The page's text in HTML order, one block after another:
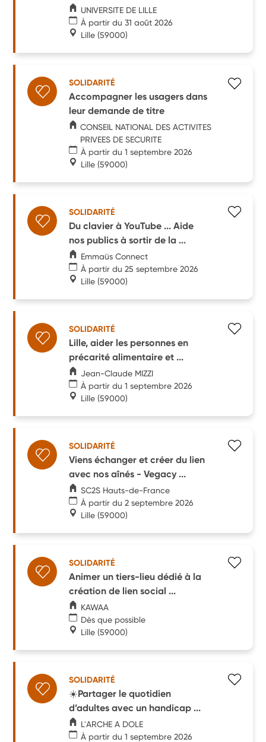
UNIVERSITE DE LILLE
À partir du 31 août 2026
Lille (59000)
SOLIDARITÉ
Accompagner les usagers dans
leur demande de titre
CONSEIL NATIONAL DES ACTIVITES
PRIVEES DE SECURITE
À partir du 1 septembre 2026
Lille (59000)
SOLIDARITÉ
Du clavier à YouTube ... Aide
nos publics à sortir de la ...
Emmaüs Connect
À partir du 25 septembre 2026
Lille (59000)
SOLIDARITÉ
Lille, aider les personnes en
précarité alimentaire et ...
Jean-Claude MIZZI
À partir du 1 septembre 2026
Lille (59000)
SOLIDARITÉ
Viens échanger et créer du lien
avec nos aînés - Vegacy ...
SC2S Hauts-de-France
À partir du 2 septembre 2026
Lille (59000)
SOLIDARITÉ
Animer un tiers-lieu dédié à la
création de lien social ...
KAWAA
Dès que possible
Lille (59000)
SOLIDARITÉ
☀️Partager le quotidien
d’adultes avec un handicap ...
L'ARCHE A DOLE
À partir du 1 septembre 2026